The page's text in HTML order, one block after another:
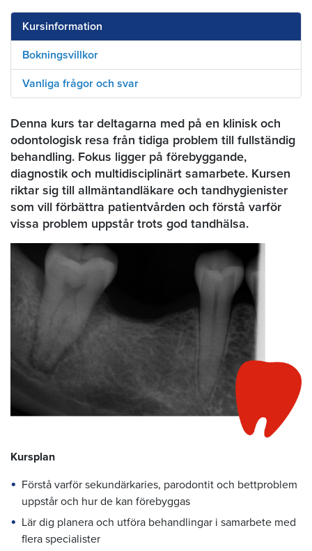
Kursinformation
Bokningsvillkor
Vanliga frågor och svar
Denna kurs tar deltagarna med på en klinisk och
odontologisk resa från tidiga problem till fullständig
behandling. Fokus ligger på förebyggande,
diagnostik och multidisciplinärt samarbete. Kursen
riktar sig till allmäntandläkare och tandhygienister
som vill förbättra patientvården och förstå varför
vissa problem uppstår trots god tandhälsa.
Kursplan
Förstå varför sekundärkaries, parodontit och bettproblem
uppstår och hur de kan förebyggas
Lär dig planera och utföra behandlingar i samarbete med
flera specialister